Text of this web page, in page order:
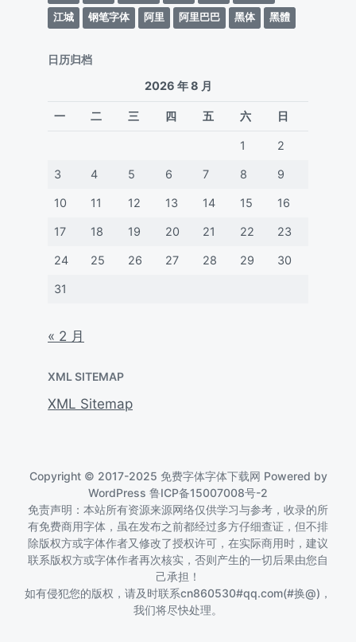
江城
钢笔字体 阿里 阿里巴巴 黑体 黑體
日历归档
2026 年 8 月
一 二 三 四 五 六 日
1 2
3 4 5 6 7 8 9
10 11 12 13 14 15 16
17 18 19 20 21 22 23
24 25 26 27 28 29 30
31
« 2 月
XML SITEMAP
XML Sitemap
Copyright © 2017-2025 免费字体字体下载网 Powered by
WordPress 鲁ICP备15007008号-2
免责声明：本站所有资源来源网络仅供学习与参考，收录的所
有免费商用字体，虽在发布之前都经过多方仔细查证，但不排
除版权方或字体作者又修改了授权许可，在实际商用时，建议
联系版权方或字体作者再次核实，否则产生的一切后果由您自
己承担！
如有侵犯您的版权，请及时联系cn860530#qq.com(#换@)，
我们将尽快处理。